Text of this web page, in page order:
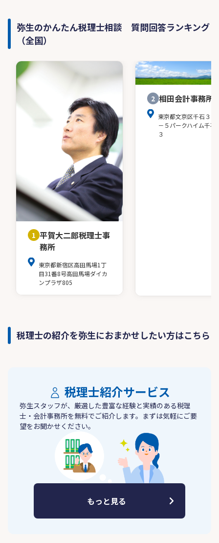
弥生のかんたん税理士相談 質問回答ランキング
（全国）
1 平賀大二郎税理士事
務所
東京都新宿区高田馬場1丁
目31番8号高田馬場ダイカ
ンプラザ805
2 相田会計事務所
東京都文京区千石３－
－５パークハイム千石
３
税理士の紹介を弥生におまかせしたい方はこちら
税理士紹介サービス
弥生スタッフが、厳選した豊富な経験と実績のある税理
士・会計事務所を無料でご紹介します。まずは気軽にご要
望をお聞かせください。
もっと見る